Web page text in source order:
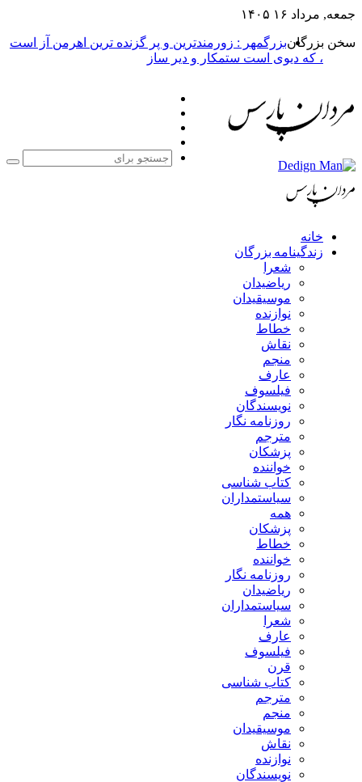
جمعه, مرداد ۱۶ ۱۴۰۵
سخن بزرگانبزرگمهر : زورمندترین و پر گزنده ترین اهرمن آز است
، که دیوی است ستمکار و دیر ساز
خانه
زندگینامه بزرگان
شعرا
ریاضیدان
موسیقیدان
نوازنده
خطاط
نقاش
منجم
عارف
فیلسوف
نویسندگان
روزنامه نگار
مترجم
پزشکان
خواننده
کتاب شناسی
سیاستمداران
همه
پزشکان
خطاط
خواننده
روزنامه نگار
ریاضیدان
سیاستمداران
شعرا
عارف
فیلسوف
قرن
کتاب شناسی
مترجم
منجم
موسیقیدان
نقاش
نوازنده
نویسندگان